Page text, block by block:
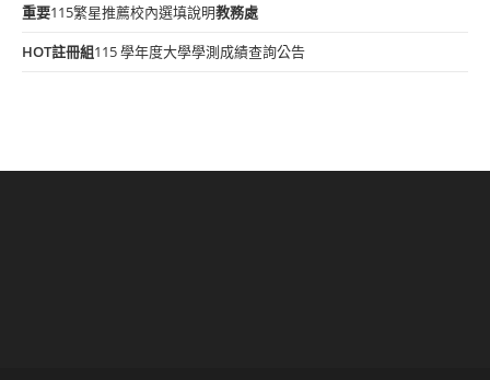
重要115繁星推薦校內選填說明教務處
HOT註冊組115 學年度大學學測成績查詢公告